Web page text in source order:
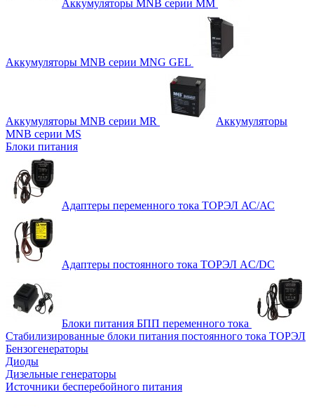
Аккумуляторы MNB серии MM
Аккумуляторы MNB серии MNG GEL
Аккумуляторы MNB серии MR
Аккумуляторы
MNB серии MS
Блоки питания
Адаптеры переменного тока ТОРЭЛ АС/АС
Адаптеры постоянного тока ТОРЭЛ AC/DC
Блоки питания БПП переменного тока
Стабилизированные блоки питания постоянного тока ТОРЭЛ
Бензогенераторы
Диоды
Дизельные генераторы
Источники бесперебойного питания